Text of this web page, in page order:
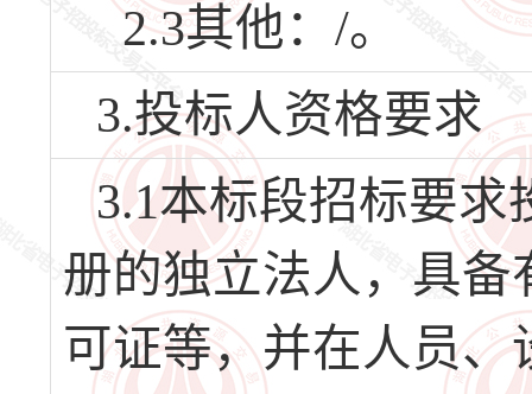
2.3其他：/。
3.投标人资格要求
3.1本标段招标要
册的独立法人，具
可证等，并在人员